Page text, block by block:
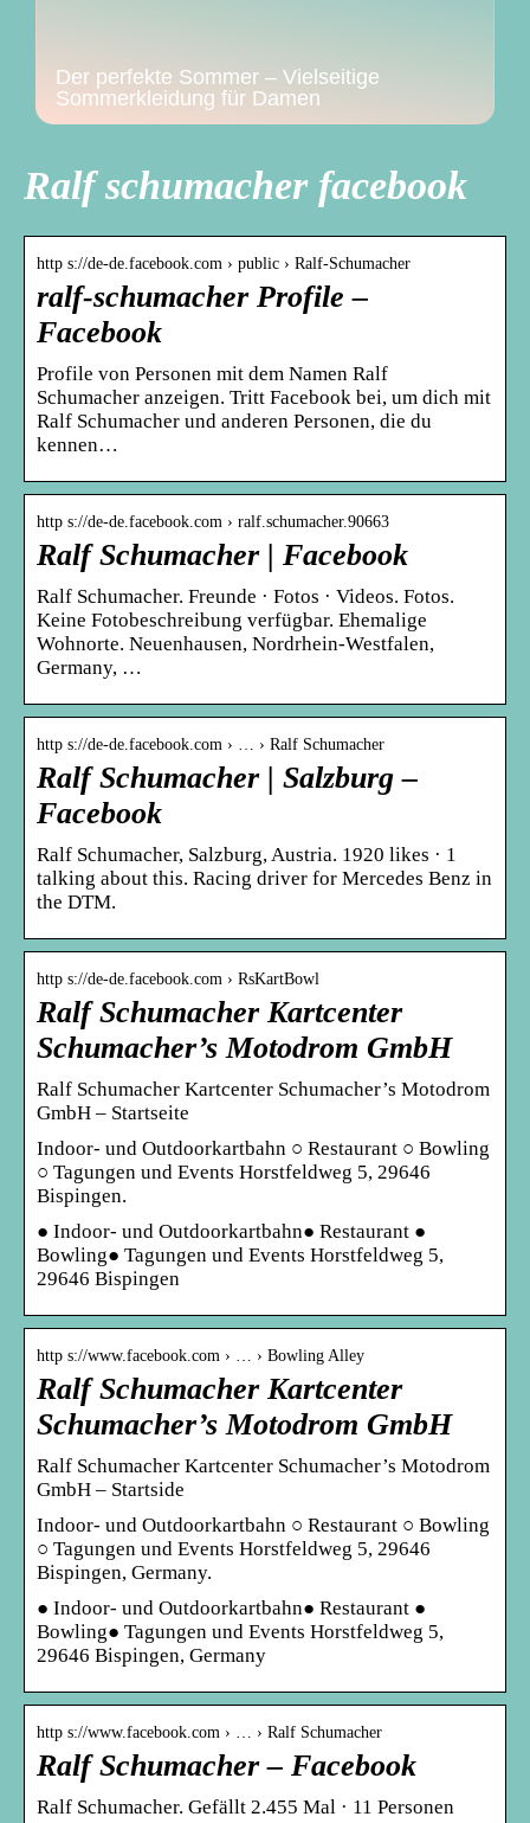
Der perfekte Sommer – Vielseitige
Sommerkleidung für Damen
Ralf schumacher facebook
http s://de-de.facebook.com › public › Ralf-Schumacher
ralf-schumacher Profile –
Facebook
Profile von Personen mit dem Namen Ralf
Schumacher anzeigen. Tritt Facebook bei, um dich mit
Ralf Schumacher und anderen Personen, die du
kennen…
http s://de-de.facebook.com › ralf.schumacher.90663
Ralf Schumacher | Facebook
Ralf Schumacher. Freunde · Fotos · Videos. Fotos.
Keine Fotobeschreibung verfügbar. Ehemalige
Wohnorte. Neuenhausen, Nordrhein-Westfalen,
Germany, …
http s://de-de.facebook.com › … › Ralf Schumacher
Ralf Schumacher | Salzburg –
Facebook
Ralf Schumacher, Salzburg, Austria. 1920 likes · 1
talking about this. Racing driver for Mercedes Benz in
the DTM.
http s://de-de.facebook.com › RsKartBowl
Ralf Schumacher Kartcenter
Schumacher’s Motodrom GmbH
Ralf Schumacher Kartcenter Schumacher’s Motodrom
GmbH – Startseite
Indoor- und Outdoorkartbahn ○ Restaurant ○ Bowling
○ Tagungen und Events Horstfeldweg 5, 29646
Bispingen.
● Indoor- und Outdoorkartbahn● Restaurant ●
Bowling● Tagungen und Events Horstfeldweg 5,
29646 Bispingen
http s://www.facebook.com › … › Bowling Alley
Ralf Schumacher Kartcenter
Schumacher’s Motodrom GmbH
Ralf Schumacher Kartcenter Schumacher’s Motodrom
GmbH – Startside
Indoor- und Outdoorkartbahn ○ Restaurant ○ Bowling
○ Tagungen und Events Horstfeldweg 5, 29646
Bispingen, Germany.
● Indoor- und Outdoorkartbahn● Restaurant ●
Bowling● Tagungen und Events Horstfeldweg 5,
29646 Bispingen, Germany
http s://www.facebook.com › … › Ralf Schumacher
Ralf Schumacher – Facebook
Ralf Schumacher. Gefällt 2.455 Mal · 11 Personen